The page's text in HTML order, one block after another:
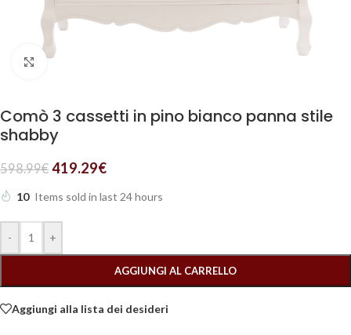
Clicca per ingrandire
Comò 3 cassetti in pino bianco panna stile
shabby
598.99€ 419.29€
10 Items sold in last 24 hours
- +
AGGIUNGI AL CARRELLO
Aggiungi alla lista dei desideri